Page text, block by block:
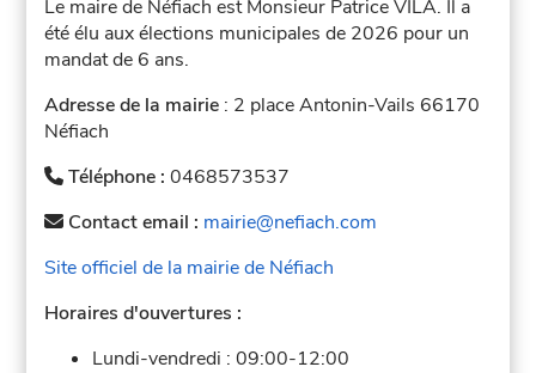
Le maire de Néfiach est Monsieur Patrice VILA. Il a
été élu aux élections municipales de 2026 pour un
mandat de 6 ans.
Adresse de la mairie : 2 place Antonin-Vails 66170
Néfiach
Téléphone :0468573537
Contact email : mairie@nefiach.com
Site officiel de la mairie de Néfiach
Horaires d'ouvertures :
Lundi-vendredi :09:00-12:00